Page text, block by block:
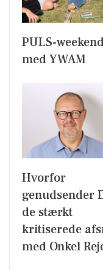
PULS-
med YWAM
Hvorfor
genudsender
de stærkt
kritiserede
med Onkel